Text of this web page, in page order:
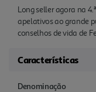
Long seller agora na
apelativos ao grande
conselhos de vida de
Características
Denominação